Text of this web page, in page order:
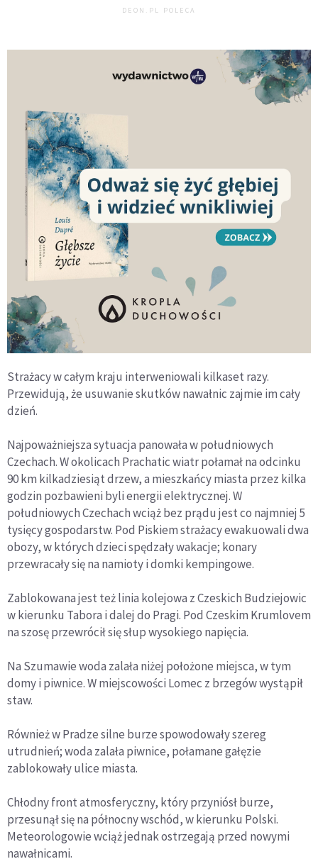
DEON.PL POLECA
Strażacy w całym kraju interweniowali kilkaset razy.
Przewidują, że usuwanie skutków nawałnic zajmie im cały
dzień.
Najpoważniejsza sytuacja panowała w południowych
Czechach. W okolicach Prachatic wiatr połamał na odcinku
90 km kilkadziesiąt drzew, a mieszkańcy miasta przez kilka
godzin pozbawieni byli energii elektrycznej. W
południowych Czechach wciąż bez prądu jest co najmniej 5
tysięcy gospodarstw. Pod Piskiem strażacy ewakuowali dwa
obozy, w których dzieci spędzały wakacje; konary
przewracały się na namioty i domki kempingowe.
Zablokowana jest też linia kolejowa z Czeskich Budziejowic
w kierunku Tabora i dalej do Pragi. Pod Czeskim Krumlovem
na szosę przewrócił się słup wysokiego napięcia.
Na Szumawie woda zalała niżej położone miejsca, w tym
domy i piwnice. W miejscowości Lomec z brzegów wystąpił
staw.
Również w Pradze silne burze spowodowały szereg
utrudnień; woda zalała piwnice, połamane gałęzie
zablokowały ulice miasta.
Chłodny front atmosferyczny, który przyniósł burze,
przesunął się na północny wschód, w kierunku Polski.
Meteorologowie wciąż jednak ostrzegają przed nowymi
nawałnicami.